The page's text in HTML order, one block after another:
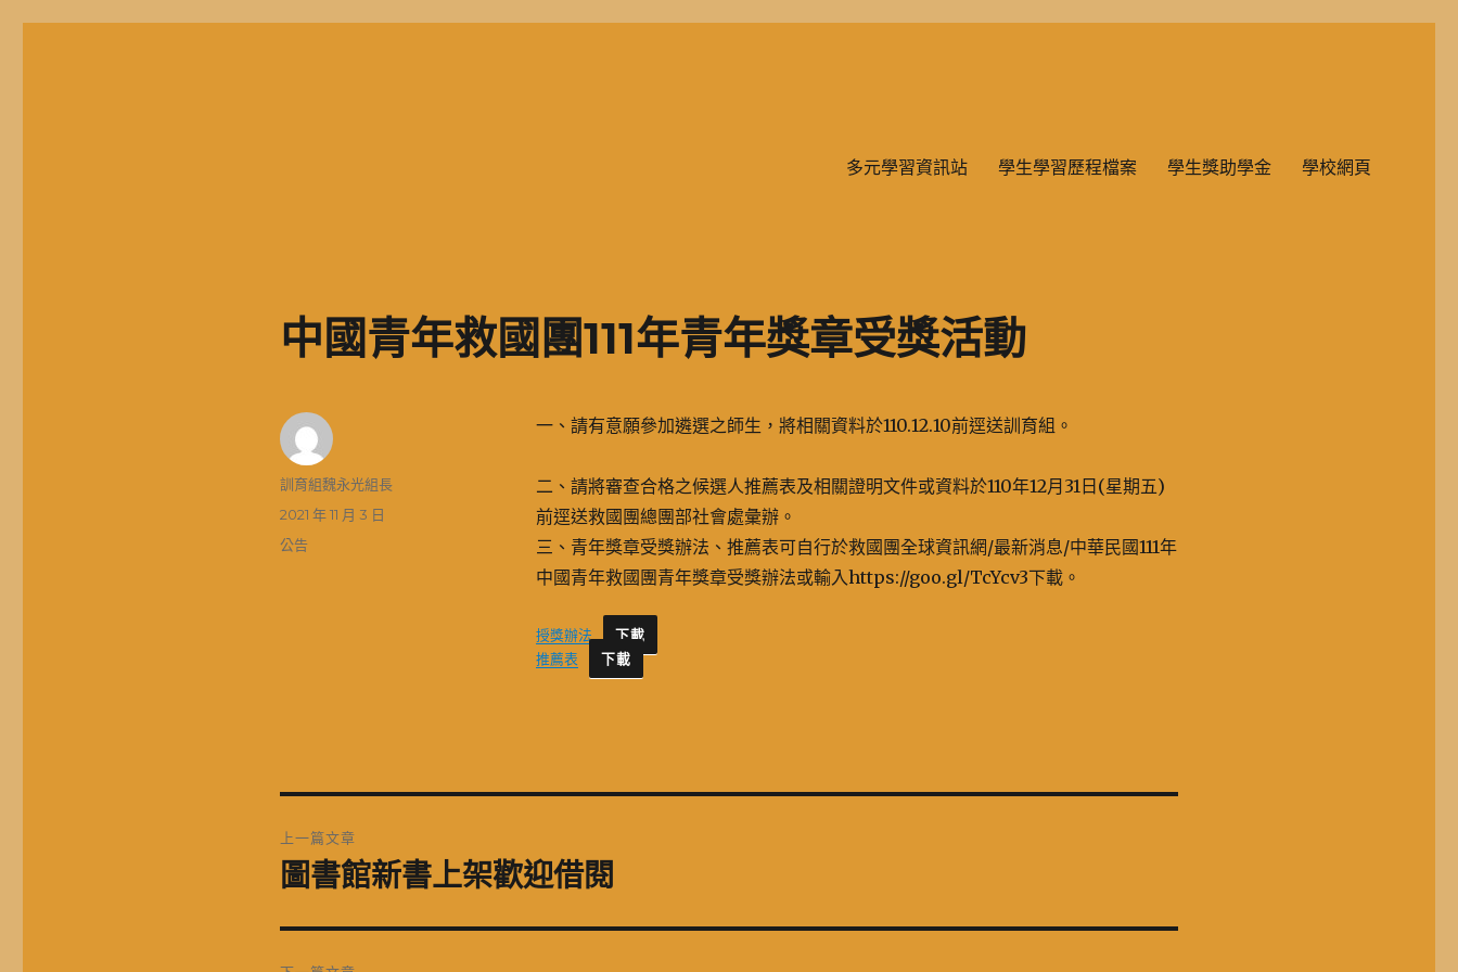
多元學習資訊站 學生學習歷程檔案 學生獎助學金 學校網頁
中國青年救國團111年青年獎章受獎活動
一、請有意願參加遴選之師生，將相關資料於110.12.10前逕送訓育組。
二、請將審查合格之候選人推薦表及相關證明文件或資料於110年12月31日(星期五)
前逕送救國團總團部社會處彙辦。
三、青年獎章受獎辦法、推薦表可自行於救國團全球資訊網/最新消息/中華民國111年
中國青年救國團青年獎章受獎辦法或輸入https://goo.gl/TcYcv3下載。
授獎辦法 下載
推薦表
下載
作
訓育組魏永光組長
發
佈
2021 年 11 月 3 日
分
公告
章
上一篇文章
上
篇
文
圖書館新書上架歡迎借閱